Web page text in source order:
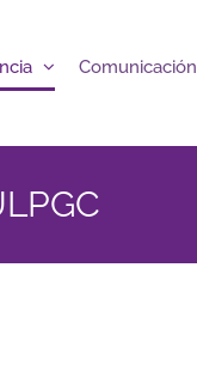
Comunicación